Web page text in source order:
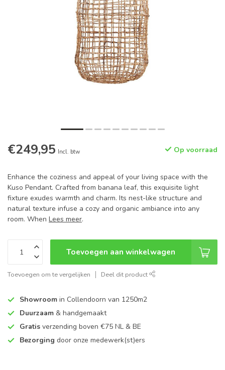
€249,95 Incl. btw Op voorraad
Enhance the coziness and appeal of your living space with the
Kuso Pendant. Crafted from banana leaf, this exquisite light
fixture exudes warmth and charm. Its nest-like structure and
natural texture infuse a cozy and organic ambiance into any
room. When Lees meer.
Toevoegen aan winkelwagen
Toevoegen om te vergelijken Deel dit product
Showroom in Collendoorn van 1250m2
Duurzaam & handgemaakt
Gratis verzending boven €75 NL & BE
Bezorging door onze medewerk(st)ers